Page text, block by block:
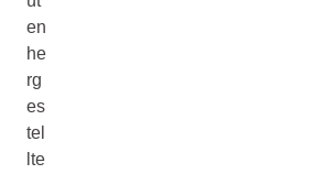
en
he
rg
es
tel
lte